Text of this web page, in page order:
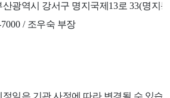
산광역시 강서구 명지국제 13로33(명지동
/ 조우숙 부장